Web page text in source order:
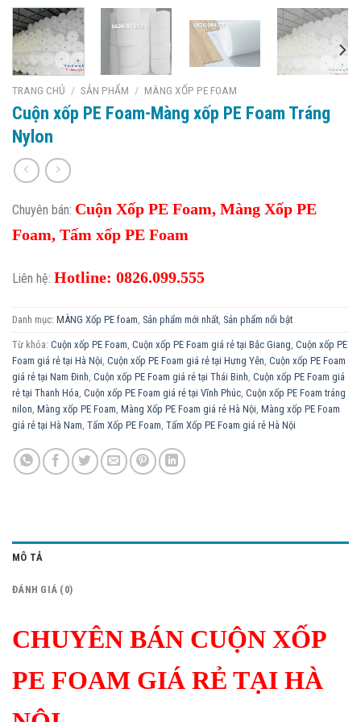
TRANG CHỦ / SẢN PHẨM / MÀNG XỐP PE FOAM
Cuộn xốp PE Foam-Màng xốp PE Foam Tráng
Nylon
Chuyên bán: Cuộn Xốp PE Foam, Màng Xốp PE
Foam, Tấm xốp PE Foam
Liên hệ: Hotline: 0826.099.555
Danh mục: MÀNG Xốp PE foam Sản phẩm mới nhất Sản phẩm nổi bật
Từ khóa: Cuộn xốp PE Foam Cuộn xốp PE Foam giá rẻ tại Bắc Giang Cuộn xốp PE
Foam giá rẻ tại Hà Nội Cuộn xốp PE Foam giá rẻ tại Hưng Yên Cuộn xốp PE Foam
giá rẻ tại Nam Đinh Cuộn xốp PE Foam giá rẻ tại Thái Binh Cuộn xốp PE Foam giá
rẻ tại Thanh Hóa Cuộn xốp PE Foam giá rẻ tại Vĩnh Phúc Cuộn xốp PE Foam tráng
nilon Màng xốp PE Foam Màng Xốp PE Foam giá rẻ Hà Nội Màng xốp PE Foam
giá rẻ tại Hà Nam Tấm Xốp PE Foam Tấm Xốp PE Foam giá rẻ Hà Nội
MÔ TẢ
ĐÁNH GIÁ (0)
CHUYÊN BÁN CUỘN XỐP
PE FOAM GIÁ RẺ TẠI HÀ